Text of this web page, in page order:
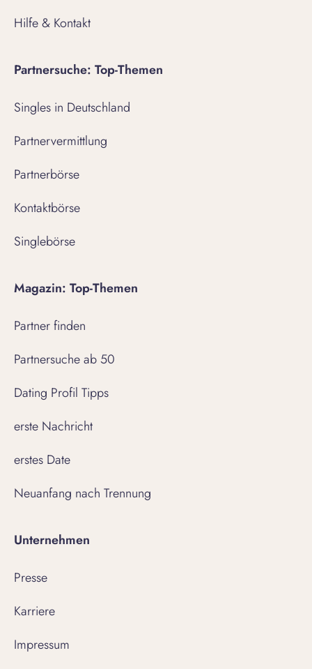
Hilfe & Kontakt
Partnersuche: Top-Themen
Singles in Deutschland
Partnervermittlung
Partnerbörse
Kontaktbörse
Singlebörse
Magazin: Top-Themen
Partner finden
Partnersuche ab 50
Dating Profil Tipps
erste Nachricht
erstes Date
Neuanfang nach Trennung
Unternehmen
Presse
Karriere
Impressum